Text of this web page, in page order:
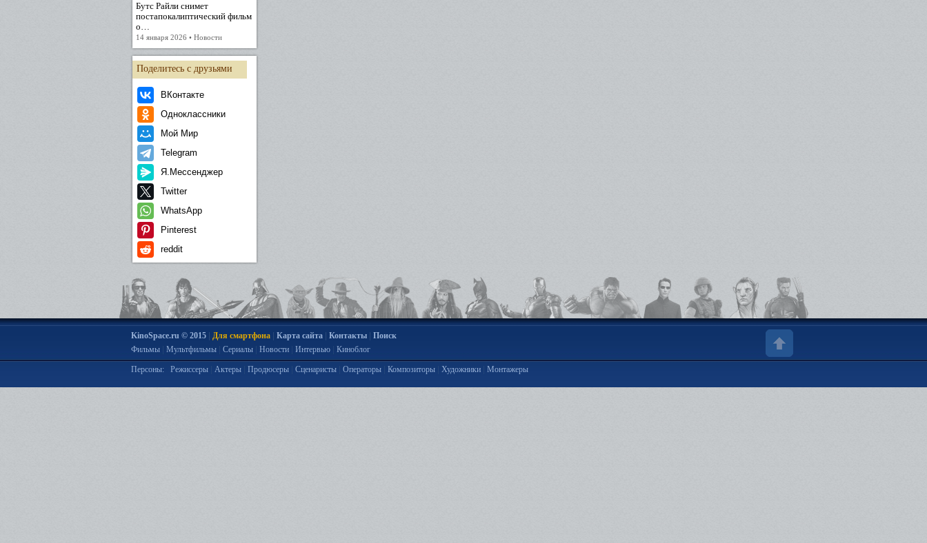
Бутс Райли снимет
постапокалиптический фильм
о…
14 января 2026 • Новости
Поделитесь с друзьями
ВКонтакте
Одноклассники
Мой Мир
Telegram
Я.Мессенджер
Twitter
WhatsApp
Pinterest
reddit
KinoSpace.ru © 2015| Для смартфона| Карта сайта| Контакты| Поиск
Фильмы| Мультфильмы| Сериалы| Новости| Интервью| Киноблог
Персоны: Режиссеры| Актеры| Продюсеры| Сценаристы| Операторы| Композиторы| Художники| Монтажеры